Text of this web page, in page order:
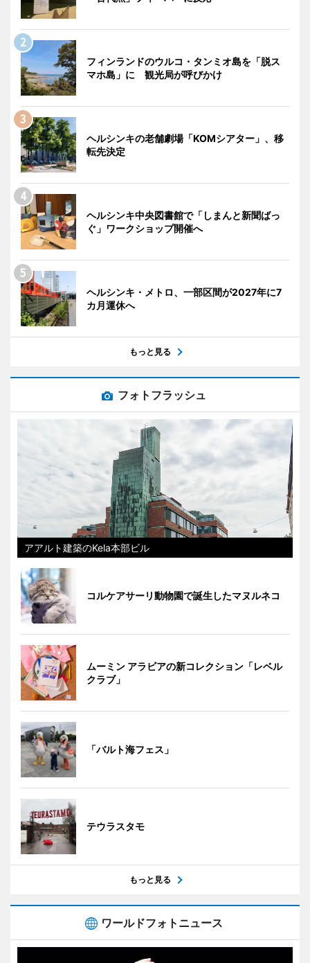
フィンランドのウルコ・タンミオ島を「脱ス
マホ島」に 観光局が呼びかけ
ヘルシンキの老舗劇場「KOMシアター」、移
転先決定
ヘルシンキ中央図書館で「しまんと新聞ばっ
ぐ」ワークショップ開催へ
ヘルシンキ・メトロ、一部区間が2027年に7
カ月運休へ
もっと見る
フォトフラッシュ
アアルト建築のKela本部ビル
コルケアサーリ動物園で誕生したマヌルネコ
ムーミン アラビアの新コレクション「レベル
クラブ」
「バルト海フェス」
テウラスタモ
もっと見る
ワールドフォトニュース